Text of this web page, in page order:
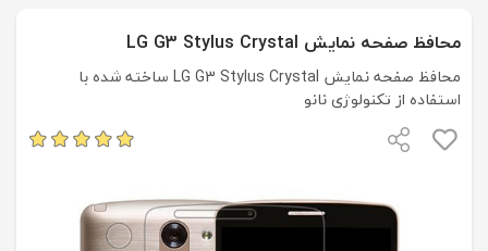
محافظ صفحه نمایش LG G3 Stylus Crystal
محافظ صفحه نمایش LG G3 Stylus Crystal ساخته شده با
استفاده از تکنولوژی نانو